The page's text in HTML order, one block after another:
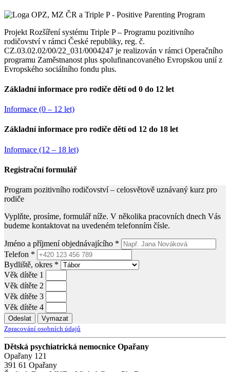
Projekt Rozšíření systému Triple P – Programu pozitivního
rodičovství v rámci České republiky, reg. č.
CZ.03.02.02/00/22_031/0004247 je realizován v rámci Operačního
programu Zaměstnanost plus spolufinancovaného Evropskou unií z
Evropského sociálního fondu plus.
Základní informace pro rodiče dětí od 0 do 12 let
Informace (0 – 12 let)
Základní informace pro rodiče dětí od 12 do 18 let
Informace (12 – 18 let)
Registrační formulář
Program pozitivního rodičovství – celosvětově uznávaný kurz pro
rodiče
Vyplňte, prosíme, formulář níže. V několika pracovních dnech Vás
budeme kontaktovat na uvedeném telefonním čísle.
Jméno a příjmení objednávajícího *
Telefon *
Bydliště, okres *
Věk dítěte 1
Věk dítěte 2
Věk dítěte 3
Věk dítěte 4
Odeslat Vymazat
Zpracování osobních údajů
Dětská psychiatrická nemocnice Opařany
Opařany 121
391 61 Opařany